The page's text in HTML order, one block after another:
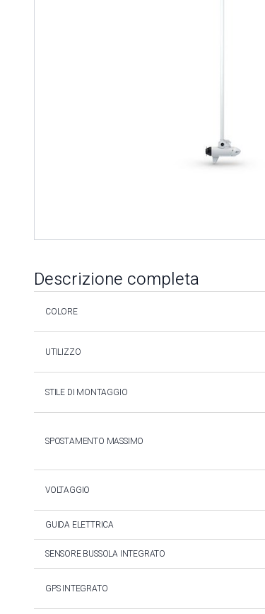
Descrizione completa
COLORE
UTILIZZO
STILE DI MONTAGGIO
SPOSTAMENTO MASSIMO
VOLTAGGIO
GUIDA ELETTRICA
SENSORE BUSSOLA INTEGRATO
GPS INTEGRATO